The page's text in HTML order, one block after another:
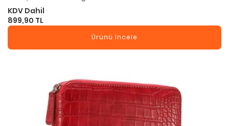
KDV Dahil
899,90 TL
Ürünü İncele